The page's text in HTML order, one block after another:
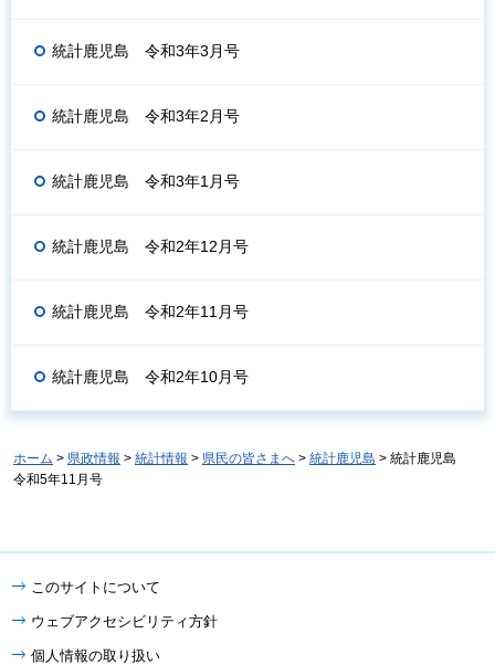
統計鹿児島 令和3年3月号
統計鹿児島 令和3年2月号
統計鹿児島 令和3年1月号
統計鹿児島 令和2年12月号
統計鹿児島 令和2年11月号
統計鹿児島 令和2年10月号
ホーム > 県政情報 > 統計情報 > 県民の皆さまへ > 統計鹿児島 > 統計鹿児島
令和5年11月号
このサイトについて
ウェブアクセシビリティ方針
個人情報の取り扱い